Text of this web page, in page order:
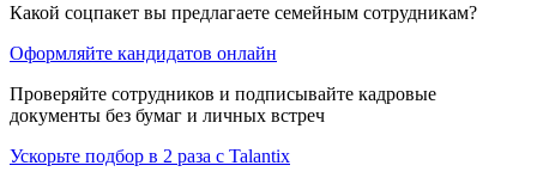
Какой соцпакет вы предлагаете семейным сотрудникам?
Оформляйте кандидатов онлайн
Проверяйте сотрудников и подписывайте кадровые
документы без бумаг и личных встреч
Ускорьте подбор в 2 раза с Talantix